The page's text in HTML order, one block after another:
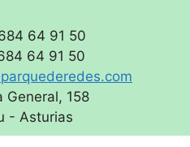
64 91 50
64 91 50
General, 158
- Asturias